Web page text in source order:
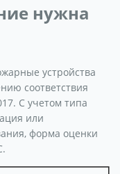
нужна
устройства
соответствия
С учетом типа
или
форма оценки